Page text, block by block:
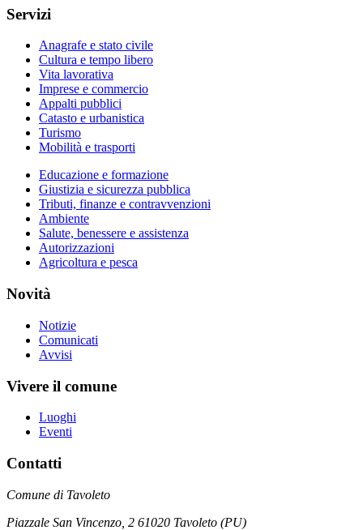
Servizi
Anagrafe e stato civile
Cultura e tempo libero
Vita lavorativa
Imprese e commercio
Appalti pubblici
Catasto e urbanistica
Turismo
Mobilità e trasporti
Educazione e formazione
Giustizia e sicurezza pubblica
Tributi, finanze e contravvenzioni
Ambiente
Salute, benessere e assistenza
Autorizzazioni
Agricoltura e pesca
Novità
Notizie
Comunicati
Avvisi
Vivere il comune
Luoghi
Eventi
Contatti
Comune di Tavoleto
Piazzale San Vincenzo, 2 61020 Tavoleto (PU)